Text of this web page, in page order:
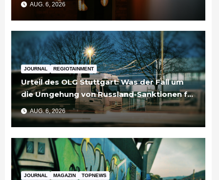
AUG. 6, 2026
JOURNAL REGIOTAINMENT
Urteil des OLG Stuttgart: Was der Fall um
die Umgehung von Russland-Sanktionen für
Unternehmen bedeutet
AUG. 6, 2026
JOURNAL MAGAZIN TOPNEWS